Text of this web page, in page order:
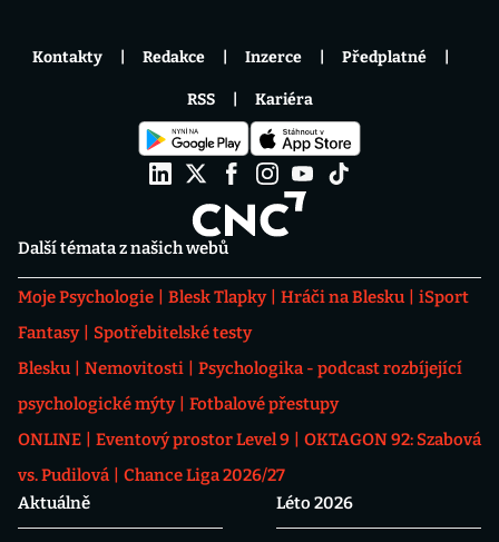
Další témata z našich webů
Moje Psychologie Blesk Tlapky Hráči na Blesku
iSport
Fantasy
Spotřebitelské testy
Blesku
Nemovitosti
Psychologika - podcast rozbíjející
psychologické mýty
Fotbalové přestupy
ONLINE
Eventový prostor Level 9
OKTAGON 92: Szabová
vs. Pudilová
Chance Liga 2026/27
Aktuálně
Léto 2026
Kontakty Redakce Inzerce Předplatné
RSS Kariéra